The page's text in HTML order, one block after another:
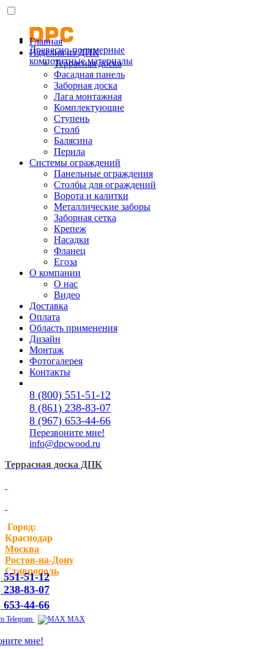
Древесно-полимерные
композитные материалы
Главная
Изделия из ДПК
Террасная доска
Фасадная панель
Заборная доска
Лага монтажная
Комплектующие
Ступень
Столб
Балясина
Перила
Системы ограждений
Панельные ограждения
Столбы для ограждений
Ворота и калитки
Металлические заборы
Заборная сетка
Крепеж
Насадки
Фланец
Егоза
О компании
О нас
Видео
Доставка
Оплата
Область применения
Дизайн
Монтаж
Фотогалерея
Контакты
8 (800) 551-51-12
8 (861) 238-83-07
8 (967) 653-44-66
Перезвоните мне!
info@dpcwood.ru
Террасная доска ДПК
Город:
Краснодар
Москва
Ростов-на-Дону
Ставрополь
551-51-12
238-83-07
653-44-66
Telegram MAX
мне!